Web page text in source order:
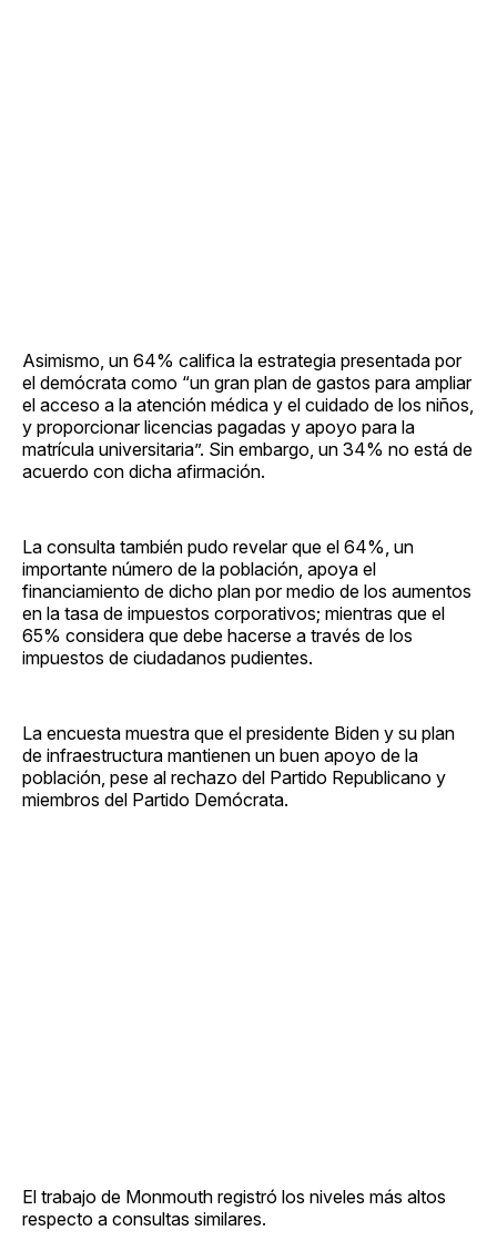
Asimismo, un 64% califica la estrategia presentada por
el demócrata como “un gran plan de gastos para ampliar
el acceso a la atención médica y el cuidado de los niños,
y proporcionar licencias pagadas y apoyo para la
matrícula universitaria”. Sin embargo, un 34% no está de
acuerdo con dicha afirmación.
La consulta también pudo revelar que el 64%, un
importante número de la población, apoya el
financiamiento de dicho plan por medio de los aumentos
en la tasa de impuestos corporativos; mientras que el
65% considera que debe hacerse a través de los
impuestos de ciudadanos pudientes.
La encuesta muestra que el presidente Biden y su plan
de infraestructura mantienen un buen apoyo de la
población, pese al rechazo del Partido Republicano y
miembros del Partido Demócrata.
El trabajo de Monmouth registró los niveles más altos
respecto a consultas similares.